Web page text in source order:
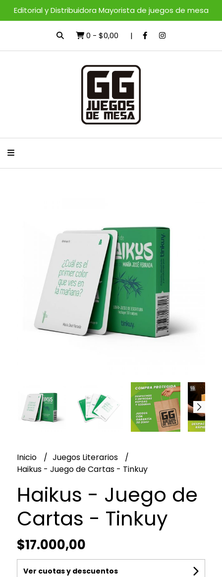
Editorial y Distribuidora Mayorista de juegos de mesa
0 - $0,00
Inicio
Juegos Literarios
Haikus - Juego de Cartas - Tinkuy
Haikus - Juego de
Cartas - Tinkuy
$17.000,00
Ver cuotas y descuentos